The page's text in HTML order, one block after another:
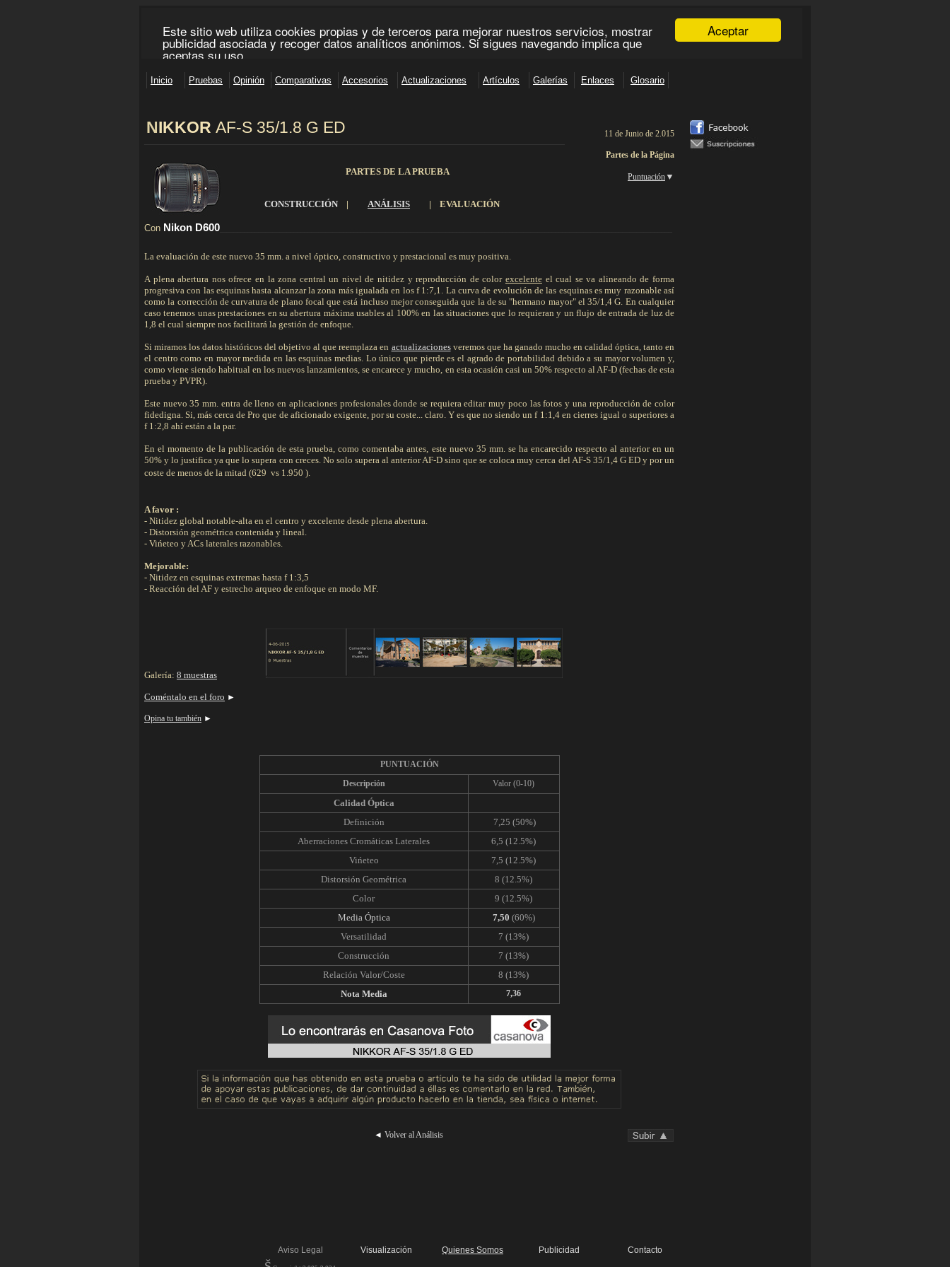
NIKKOR AF-S 35/1.8 G ED 11 de Junio de 2.015
Partes de la Página
Puntuación ▼
PARTES DE LA PRUEBA
CONSTRUCCIÓN | ANÁLISIS | EVALUACIÓN
Con Nikon D600
La evaluación de este nuevo 35 mm. a nivel óptico, constructivo y prestacional es muy positiva.
A plena abertura nos ofrece en la zona central un nivel de nitidez y reproducción de color excelenteel cual se va alineando de forma
progresiva con las esquinas hasta alcanzar la zona más igualada en los f 1:7,1. La curva de evolución de las esquinas es muy razonable así
como la corrección de curvatura de plano focal que está incluso mejor conseguida que la de su "hermano mayor" el 35/1,4 G. En cualquier
caso tenemos unas prestaciones en su abertura máxima usables al 100% en las situaciones que lo requieran y un flujo de entrada de luz de
1,8 el cual siempre nos facilitará la gestión de enfoque.
Si miramos los datos históricos del objetivo al que reemplaza en actualizacionesveremos que ha ganado mucho en calidad óptica, tanto en
el centro como en mayor medida en las esquinas medias. Lo único que pierde es el agrado de portabilidad debido a su mayor volumen y,
como viene siendo habitual en los nuevos lanzamientos, se encarece y mucho, en esta ocasión casi un 50% respecto al AF-D (fechas de esta
prueba y PVPR).
Este nuevo 35 mm. entra de lleno en aplicaciones profesionales donde se requiera editar muy poco las fotos y una reproducción de color
fidedigna. Si, más cerca de Pro que de aficionado exigente, por su coste... claro. Y es que no siendo un f 1:1,4 en cierres igual o superiores a
f 1:2,8 ahí están a la par.
En el momento de la publicación de esta prueba, como comentaba antes, este nuevo 35 mm. se ha encarecido respecto al anterior en un
50% y lo justifica ya que lo supera con creces. No solo supera al anterior AF-D sino que se coloca muy cerca del AF-S 35/1,4 G ED y por un
coste de menos de la mitad (629  vs 1.950 ).
A favor :
- Nitidez global notable-alta en el centro y excelente desde plena abertura.
- Distorsión geométrica contenida y lineal.
- Vińeteo y ACs laterales razonables.
Mejorable:
- Nitidez en esquinas extremas hasta f 1:3,5
- Reacción del AF y estrecho arqueo de enfoque en modo MF.
Galería: 8 muestras
Coméntalo en el foro ►
Opina tu también ►
PUNTUACIÓN
Descripción
Valor (0-10)
Calidad Óptica
Definición
7,25 (50%)
Aberraciones Cromáticas Laterales
6,5 (12.5%)
Vińeteo
7,5 (12.5%)
Distorsión Geométrica
8 (12.5%)
Color
9 (12.5%)
Media Óptica
7,50 (60%)
Versatilidad
7 (13%)
Construcción
7 (13%)
Relación Valor/Coste
8 (13%)
Nota Media
7,36
◄ Volver al Análisis